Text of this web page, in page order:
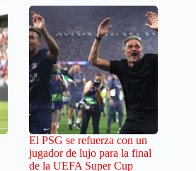
El PSG se refuerza con un
jugador de lujo para la final
de la UEFA Super Cup